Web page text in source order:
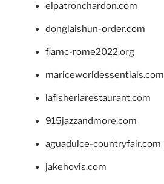
elpatronchardon.com
donglaishun-order.com
fiamc-rome2022.org
mariceworldessentials.com
lafisheriarestaurant.com
915jazzandmore.com
aguadulce-countryfair.com
jakehovis.com